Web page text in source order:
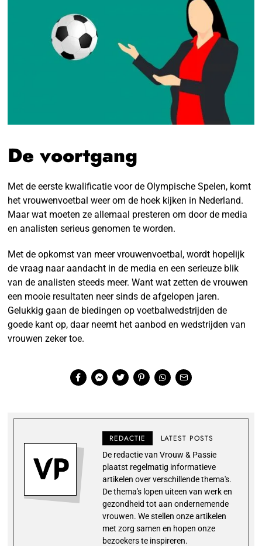
De voortgang
Met de eerste kwalificatie voor de Olympische Spelen, komt
het vrouwenvoetbal weer om de hoek kijken in Nederland.
Maar wat moeten ze allemaal presteren om door de media
en analisten serieus genomen te worden.
Met de opkomst van meer vrouwenvoetbal, wordt hopelijk
de vraag naar aandacht in de media en een serieuze blik
van de analisten steeds meer. Want wat zetten de vrouwen
een mooie resultaten neer sinds de afgelopen jaren.
Gelukkig gaan de biedingen op voetbalwedstrijden de
goede kant op, daar neemt het aanbod en wedstrijden van
vrouwen zeker toe.
REDACTIE LATEST POSTS
De redactie van Vrouw & Passie
plaatst regelmatig informatieve
artikelen over verschillende thema's.
De thema's lopen uiteen van werk en
gezondheid tot aan ondernemende
vrouwen. We stellen onze artikelen
met zorg samen en hopen onze
bezoekers te inspireren.